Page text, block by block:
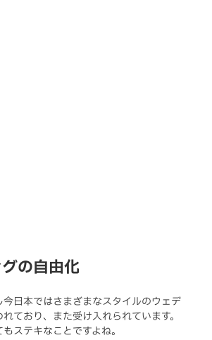
の自由化
日本ではさまざまなスタイルのウェデ
ており、また受け入れられています。
ステキなことですよね。